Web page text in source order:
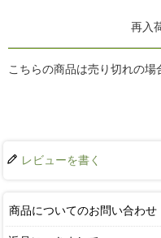
再入
こちらの商品は売り切れの場
レビューを書く
商品についてのお問い合わせ